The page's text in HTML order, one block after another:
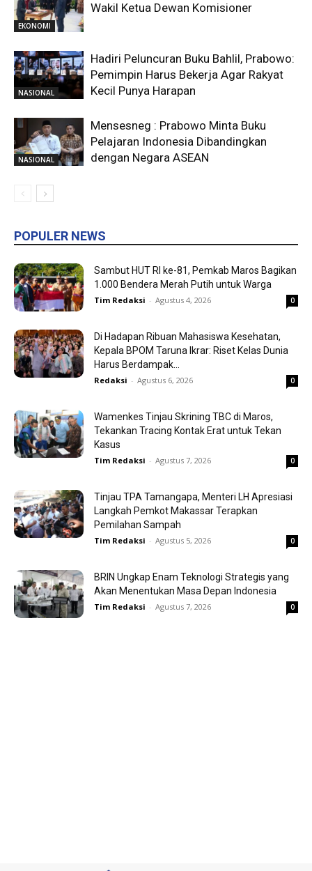
EKONOMI
Wakil Ketua Dewan Komisioner
NASIONAL
Hadiri Peluncuran Buku Bahlil, Prabowo:
Pemimpin Harus Bekerja Agar Rakyat
Kecil Punya Harapan
NASIONAL
Mensesneg : Prabowo Minta Buku
Pelajaran Indonesia Dibandingkan
dengan Negara ASEAN
POPULER NEWS
Sambut HUT RI ke-81, Pemkab Maros Bagikan
1.000 Bendera Merah Putih untuk Warga
Tim Redaksi - Agustus 4, 2026 0
Di Hadapan Ribuan Mahasiswa Kesehatan,
Kepala BPOM Taruna Ikrar: Riset Kelas Dunia
Harus Berdampak...
Redaksi - Agustus 6, 2026 0
Wamenkes Tinjau Skrining TBC di Maros,
Tekankan Tracing Kontak Erat untuk Tekan
Kasus
Tim Redaksi - Agustus 7, 2026 0
Tinjau TPA Tamangapa, Menteri LH Apresiasi
Langkah Pemkot Makassar Terapkan
Pemilahan Sampah
Tim Redaksi - Agustus 5, 2026 0
BRIN Ungkap Enam Teknologi Strategis yang
Akan Menentukan Masa Depan Indonesia
Tim Redaksi - Agustus 7, 2026 0